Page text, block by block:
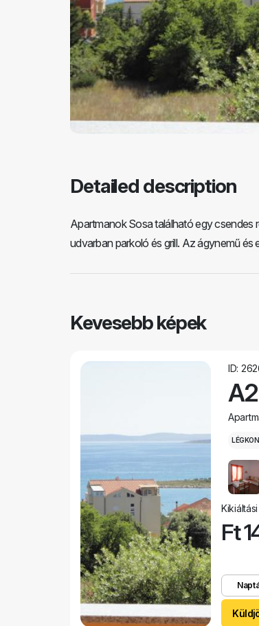
Detailed description
Apartmanok Sosa található egy csendes
udvarban parkoló és grill. Az ágynemű
Kevesebb képek
ID:
Ft